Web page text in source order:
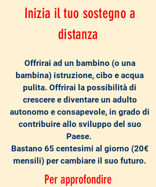
Inizia il tuo sostegno a
distanza
Offrirai ad un bambino (o una
bambina) istruzione, cibo e acqua
pulita. Offrirai la possibilità di
crescere e diventare un adulto
autonomo e consapevole, in grado di
contribuire allo sviluppo del suo
Paese.
Bastano 65 centesimi al giorno (20€
mensili) per cambiare il suo futuro.
Per approfondire